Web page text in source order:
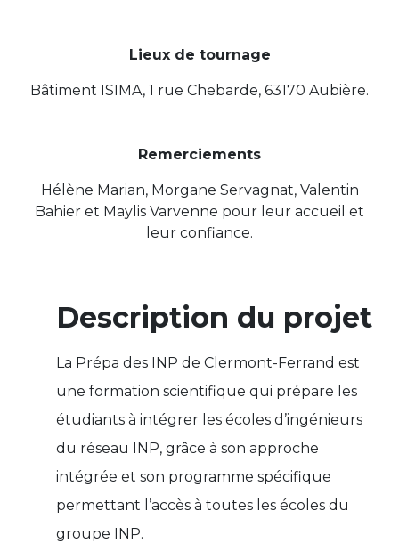
Lieux de tournage
Bâtiment ISIMA, 1 rue Chebarde, 63170 Aubière.
Remerciements
Hélène Marian, Morgane Servagnat, Valentin
Bahier et Maylis Varvenne pour leur accueil et
leur confiance.
Description du projet
La Prépa des INP de Clermont-Ferrand est
une formation scientifique qui prépare les
étudiants à intégrer les écoles d’ingénieurs
du réseau INP, grâce à son approche
intégrée et son programme spécifique
permettant l’accès à toutes les écoles du
groupe INP.